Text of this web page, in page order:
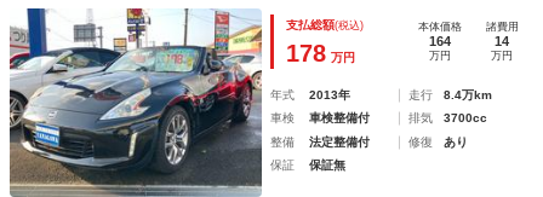
キー 電動格納ミラー シートヒーター シートエアコン ア
ルミホイール 盗難防止システム 衝突安全ボディ ＡＢＳ
ＥＳＣ ＣＤ
支払総額(税込)
178 万円
本体価格
164
万円
諸費用
14
万円
年式 2013年 走行
8.4万km
車検
車検整備付 排気
3700cc
整備
法定整備付 修復
あり
保証
保証無